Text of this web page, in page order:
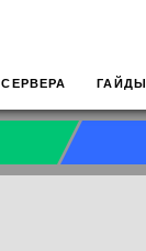
СЕРВЕРА ГАЙДЫ